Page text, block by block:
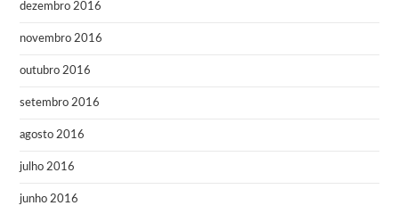
dezembro 2016
novembro 2016
outubro 2016
setembro 2016
agosto 2016
julho 2016
junho 2016